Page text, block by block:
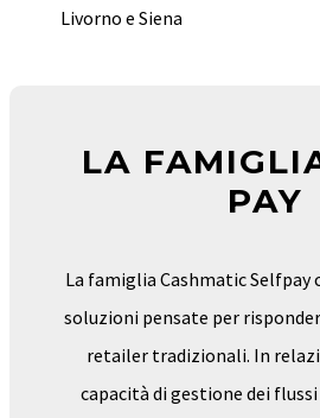
Livorno e Siena
LA
PAY
La famiglia Cashmatic Selfpay
soluzioni pensate per
retailer tradizionali. In
capacità di gestione dei